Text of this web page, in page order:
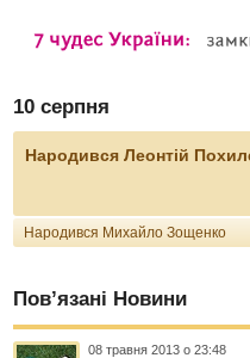
10 серпня
Народився Леонтій
Народився Михайло Зощенко
Пов’язані Новини
08 травня 2013 о 23:48